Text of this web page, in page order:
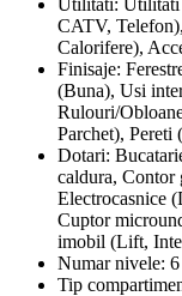
CATV,
Calorifere),
Finisaje:
(Buna), Usi
Rulouri/
Parchet), Pereti
Dotari:
caldura, Contor
Electrocasnice
Cuptor
imobil (Lift,
Numar nivele: 6
Tip